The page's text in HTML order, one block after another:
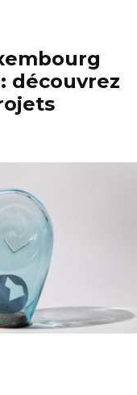
découvrez